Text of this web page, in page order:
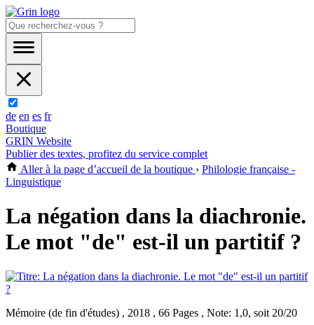
de en es fr
Boutique
GRIN Website
Publier des textes, profitez du service complet
Aller à la page d’accueil de la boutique › Philologie française -
Linguistique
La négation dans la diachronie.
Le mot "de" est-il un partitif ?
Mémoire (de fin d'études) , 2018 , 66 Pages , Note: 1,0, soit 20/20